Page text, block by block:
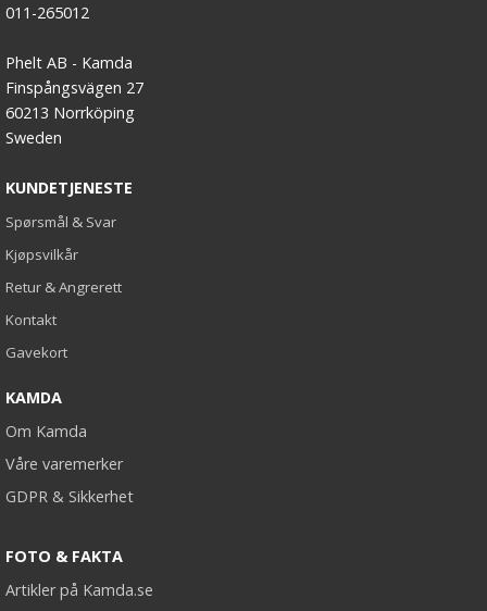
011-265012
Phelt AB - Kamda
Finspångsvägen 27
60213 Norrköping
Sweden
KUNDETJENESTE
Spørsmål & Svar
Kjøpsvilkår
Retur & Angrerett
Kontakt
Gavekort
KAMDA
Om Kamda
Våre varemerker
GDPR & Sikkerhet
FOTO & FAKTA
Artikler på Kamda.se